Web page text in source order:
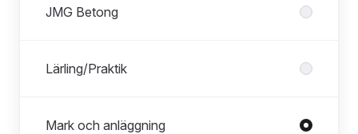
JMG Betong
Lärling/Praktik
Mark och anläggning